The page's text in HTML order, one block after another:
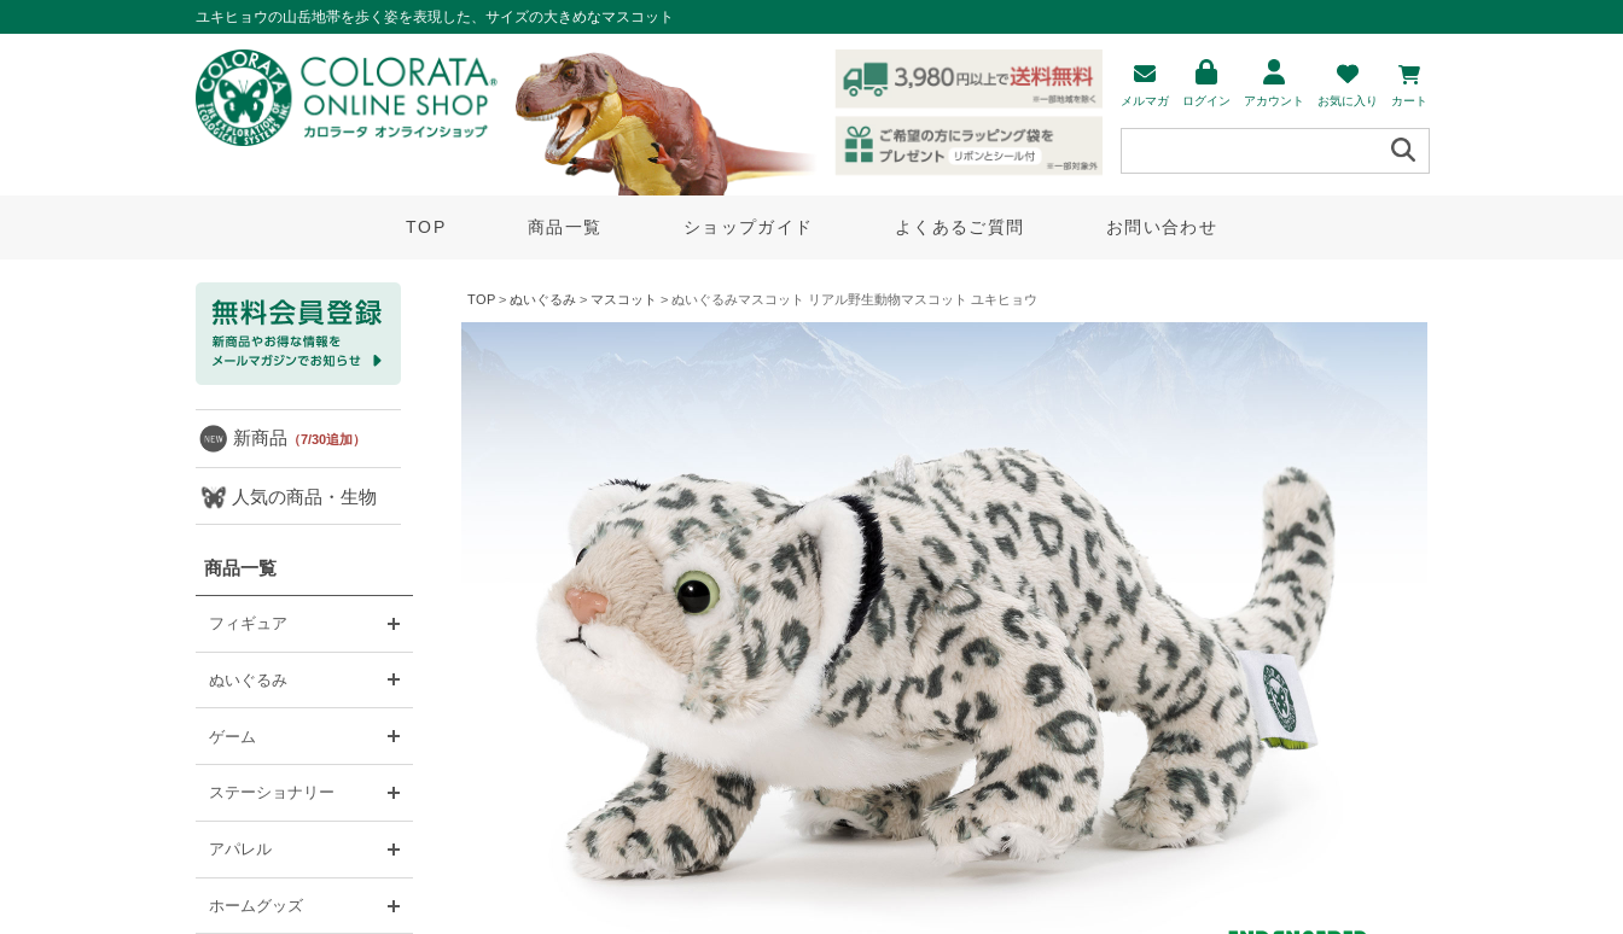
ユキヒョウの山岳地帯を歩く姿を表現した、サイズの大きめなマスコット
メルマガ ログイン アカウント お気に入り カート
TOP 商品一覧 ショップガイド よくあるご質問 お問い合わせ
新商品 （7/30追加）
人気の商品・生物
商品一覧
フィギュア
ぬいぐるみ
ゲーム
ステーショナリー
アパレル
ホームグッズ
TOP > ぬいぐるみ > マスコット > ぬいぐるみマスコット リアル野生動物マスコット ユキヒョウ